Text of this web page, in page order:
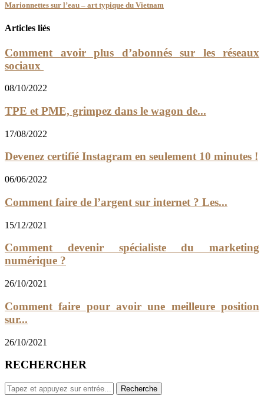
Marionnettes sur l’eau – art typique du Vietnam
Articles liés
Comment avoir plus d’abonnés sur les réseaux
sociaux
08/10/2022
TPE et PME, grimpez dans le wagon de...
17/08/2022
Devenez certifié Instagram en seulement 10 minutes !
06/06/2022
Comment faire de l’argent sur internet ? Les...
15/12/2021
Comment devenir spécialiste du marketing
numérique ?
26/10/2021
Comment faire pour avoir une meilleure position
sur...
26/10/2021
RECHERCHER